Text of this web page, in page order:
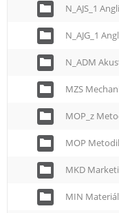
N_AJS_1
N_AJG_1
MZS
MOP_z
MOP
MKD
MIN